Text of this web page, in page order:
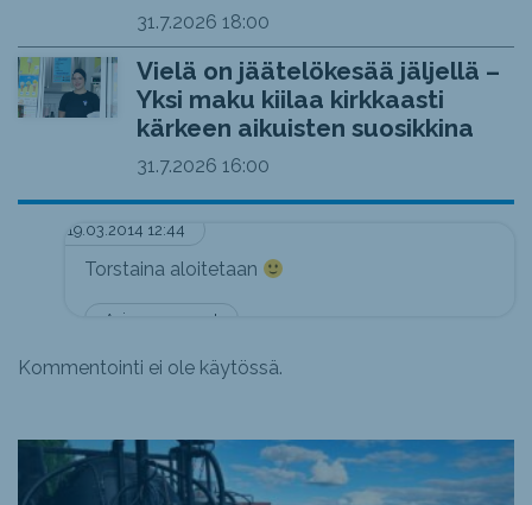
31.7.2026 18:00
Vielä on jäätelökesää jäljellä –
Yksi maku kiilaa kirkkaasti
kärkeen aikuisten suosikkina
31.7.2026 16:00
19.03.2014 12:44
Asiaa seurannut
Torstaina aloitetaan
Kommentointi ei ole käytössä.